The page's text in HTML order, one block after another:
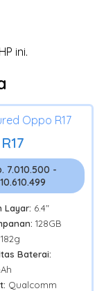
ini.
7.010.500 -
10.610.499
Layar: 6.4"
128GB
182g
Baterai:
Qualcomm